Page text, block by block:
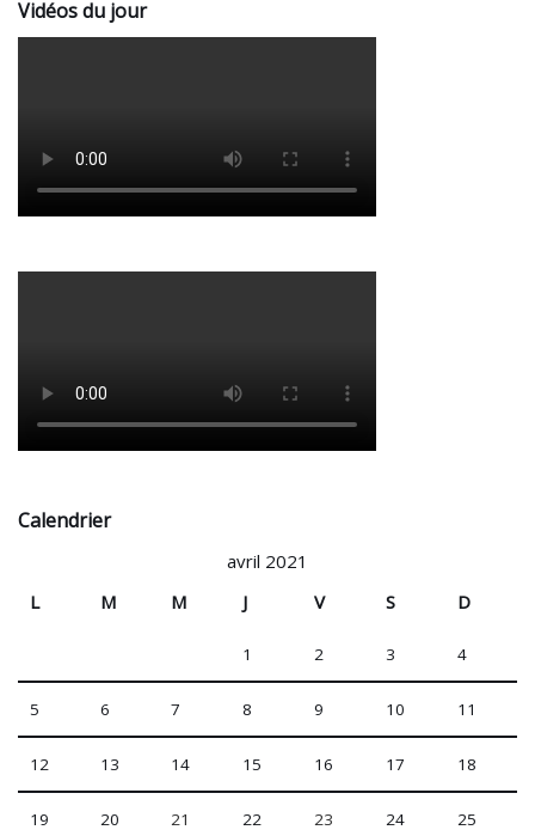
Vidéos du jour
Calendrier
avril 2021
L
M M J V S D
1 2 3 4
5 6 7 8 9 10 11
12 13 14 15 16 17 18
19 20 21 22 23 24 25